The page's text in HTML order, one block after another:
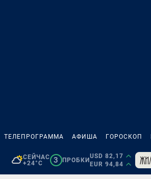
ТЕЛЕПРОГРАММА АФИША ГОРОСКОП
СЕЙЧАС
+24°C
3 ПРОБКИ
USD 82,17
EUR 94,84